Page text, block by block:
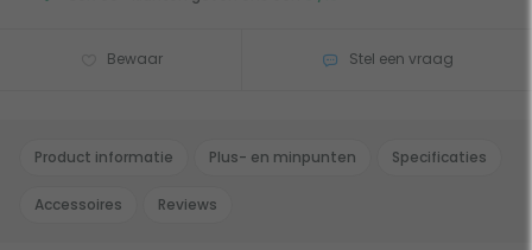
Bewaar Stel een vraag
Product informatie Plus- en minpunten Specificaties
Accessoires Reviews